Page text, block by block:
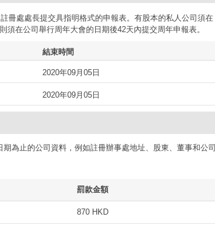
冊處處長提交具指明格式的申報表。有股本的私人公司須在
在公司舉行周年大會的日期後42天內提交周年申報表。
結束時間
2020年09月05日
2020年09月05日
為止的公司資料，例如註冊辦事處地址、股東、董事和公司
罰款金額
870 HKD